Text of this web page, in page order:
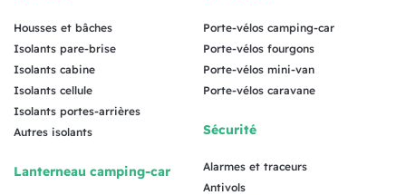
Housses et bâches
Isolants pare-brise
Isolants cabine
Isolants cellule
Isolants portes-arrières
Autres isolants
Lanterneau camping-car
Porte-vélos camping-car
Porte-vélos fourgons
Porte-vélos mini-van
Porte-vélos caravane
Sécurité
Alarmes et traceurs
Antivols